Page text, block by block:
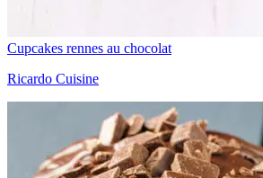
Cupcakes rennes au chocolat
Ricardo Cuisine